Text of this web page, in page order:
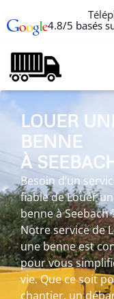
4.8/5 basés
LOUER
BENNE
À
Besoin d’un
fiable de Louer
benne à Seebach
Notre service de
une benne est
pour vous
vie. Que ce soit
chantier, un